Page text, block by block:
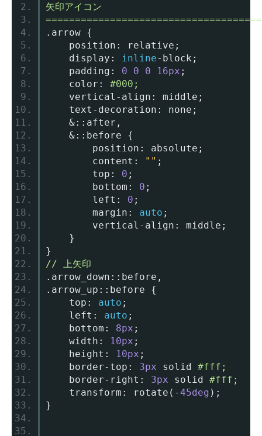
矢印アイコン
. arrow {
	position
: relative ;
	display
: inline- block ;
	padding
: 0 0 0 16px ;
	color
:
#000;
	vertical
- align : middle ;
	text
- decoration : none ;
&:: after ,
&:: before {
		position
: absolute ;
		content
: "" ;
		top
: 0 ;
		bottom
: 0 ;
		left
: 0 ;
		margin
: auto ;
		vertical
- align : middle ;
}
}
// 上矢印
. arrow_down :: before ,
. arrow_up :: before {
	top
: auto ;
	left
: auto ;
	bottom
: 8px ;
	width
: 10px ;
	height
: 10px ;
	border
- top : 3px solid #fff;
	border
- right : 3px solid #fff;
	transform
: rotate (-45deg );
}